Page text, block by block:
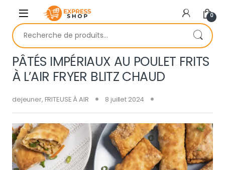
Skip to navigation
Skip to content
0
Recherche pour :
PÂTÉS IMPÉRIAUX AU POULET FRITS
À L’AIR FRYER BLITZ CHAUD
dejeuner, FRITEUSE À AIR 8 juillet 2024